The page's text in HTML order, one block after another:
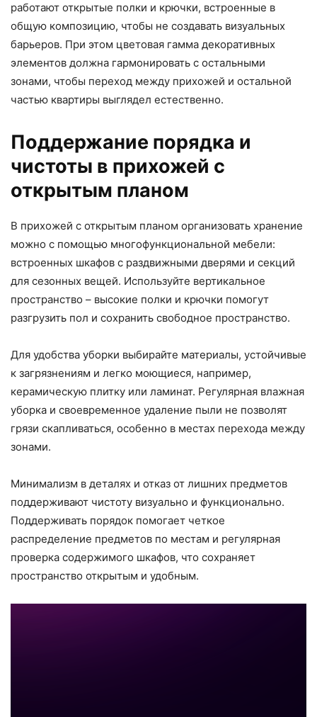
работают открытые полки и крючки, встроенные в
общую композицию, чтобы не создавать визуальных
барьеров. При этом цветовая гамма декоративных
элементов должна гармонировать с остальными
зонами, чтобы переход между прихожей и остальной
частью квартиры выглядел естественно.
Поддержание порядка и
чистоты в прихожей с
открытым планом
В прихожей с открытым планом организовать хранение
можно с помощью многофункциональной мебели:
встроенных шкафов с раздвижными дверями и секций
для сезонных вещей. Используйте вертикальное
пространство – высокие полки и крючки помогут
разгрузить пол и сохранить свободное пространство.
Для удобства уборки выбирайте материалы, устойчивые
к загрязнениям и легко моющиеся, например,
керамическую плитку или ламинат. Регулярная влажная
уборка и своевременное удаление пыли не позволят
грязи скапливаться, особенно в местах перехода между
зонами.
Минимализм в деталях и отказ от лишних предметов
поддерживают чистоту визуально и функционально.
Поддерживать порядок помогает четкое
распределение предметов по местам и регулярная
проверка содержимого шкафов, что сохраняет
пространство открытым и удобным.